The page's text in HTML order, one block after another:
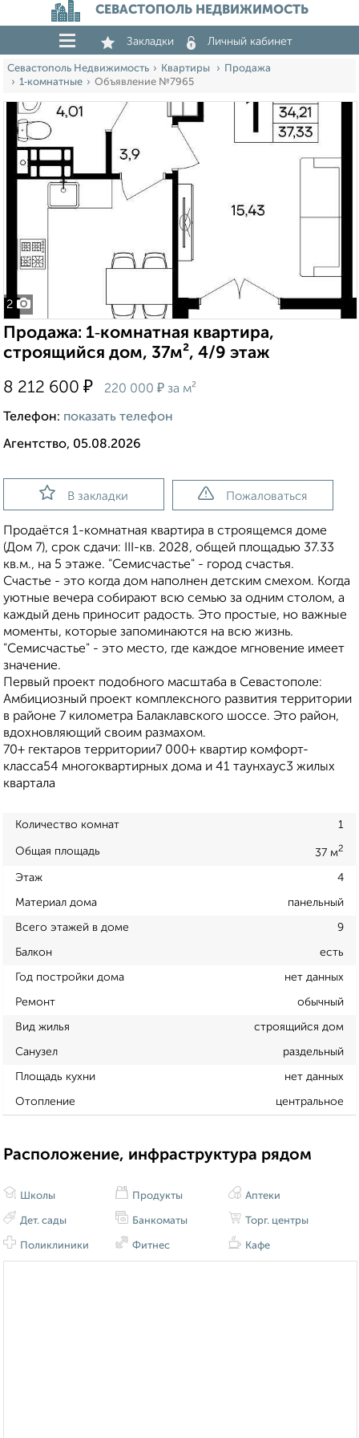
СЕВАСТОПОЛЬ НЕДВИЖИМОСТЬ
Закладки Личный кабинет
Севастополь Недвижимость Квартиры
Продажа
1‑комнатные
Объявление №7965
2
Продажа: 1‑комнатная квартира,
строящийся дом, 37м², 4/9 этаж
8 212 600 ₽ 220 000 ₽ за м²
Телефон: показать телефон
Агентство, 05.08.2026
В закладки Пожаловаться
Продаётся 1-комнатная квартира в строящемся доме
(Дом 7), срок сдачи: III-кв. 2028, общей площадью 37.33
кв.м., на 5 этаже. "Семисчастье" - город счастья.
Счастье - это когда дом наполнен детским смехом. Когда
уютные вечера собирают всю семью за одним столом, а
каждый день приносит радость. Это простые, но важные
моменты, которые запоминаются на всю жизнь.
"Семисчастье" - это место, где каждое мгновение имеет
значение.
Первый проект подобного масштаба в Севастополе:
Амбициозный проект комплексного развития территории
в районе 7 километра Балаклавского шоссе. Это район,
вдохновляющий своим размахом.
70+ гектаров территории7 000+ квартир комфорт-
класса54 многоквартирных дома и 41 таунхаус3 жилых
квартала
Количество комнат 1
Общая площадь 37 м2
Этаж 4
Материал дома панельный
Всего этажей в доме 9
Балкон есть
Год постройки дома нет данных
Ремонт обычный
Вид жилья строящийся дом
Санузел раздельный
Площадь кухни нет данных
Отопление центральное
Расположение, инфраструктура рядом
Школы
Дет. сады
Поликлиники
Продукты
Банкоматы
Фитнес
Аптеки
Торг. центры
Кафе